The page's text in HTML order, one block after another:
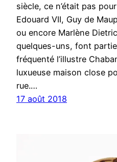
siècle, ce n’était pas
Edouard VII, Guy de
ou encore Marlène
quelques-uns, font
fréquenté l’illustre
luxueuse maison close
rue.…
17 août 2018